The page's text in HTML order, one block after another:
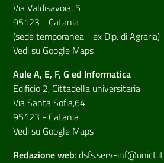
Via Valdisavoia, 5
95123 - Catania
(sede temporanea - ex Dip. di Agraria)
Vedi su Google Maps
Aule A, E, F, G ed Informatica
Edificio 2, Cittadella universitaria
Via Santa Sofia,64
95123 - Catania
Vedi su Google Maps
Redazione web:dsfs.serv-inf@unict.it